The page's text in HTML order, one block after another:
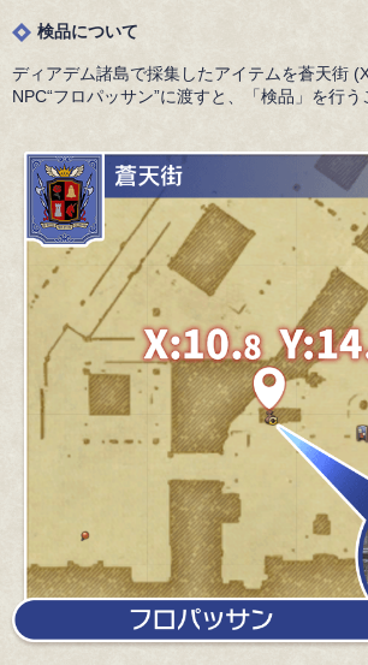
検品について
ディアデム諸島で採集したアイテムを蒼天街
NPC“フロパッサン”に渡すと、「検品」を行う